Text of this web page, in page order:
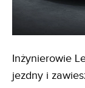
Inżynierowie
jezdny i